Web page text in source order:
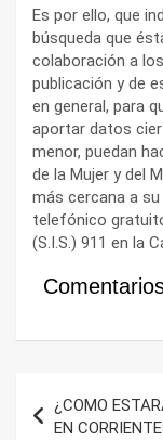
Es por ello, que
búsqueda que
colaboración a
publicación y de
en general, para
aportar datos
menor, puedan
de la Mujer y del
más cercana a
telefónico
(S.I.S.) 911 en la
de
¿COMO
EN